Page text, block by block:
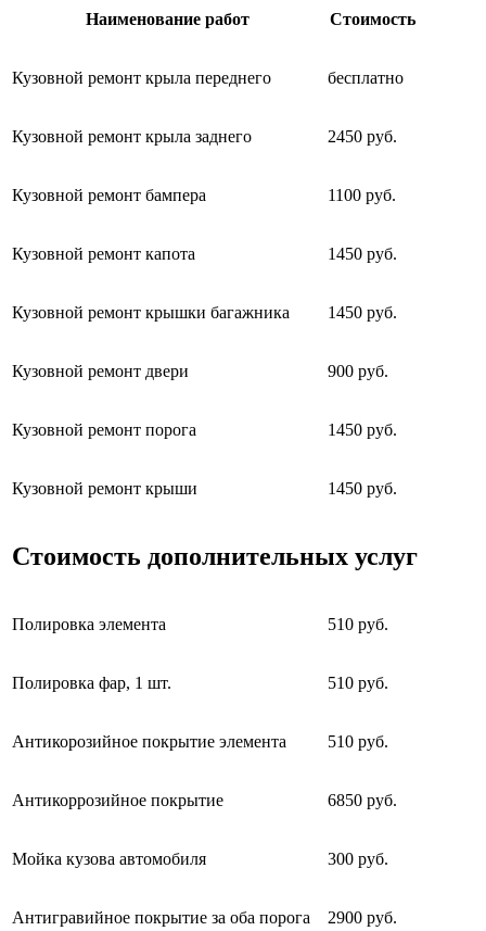
Наименование работ Стоимость
Кузовной ремонт крыла переднего бесплатно
Кузовной ремонт крыла заднего 2450 руб.
Кузовной ремонт бампера 1100 руб.
Кузовной ремонт капота 1450 руб.
Кузовной ремонт крышки багажника 1450 руб.
Кузовной ремонт двери 900 руб.
Кузовной ремонт порога 1450 руб.
Кузовной ремонт крыши 1450 руб.
Стоимость дополнительных услуг
Полировка элемента 510 руб.
Полировка фар, 1 шт. 510 руб.
Антикорозийное покрытие элемента 510 руб.
Антикоррозийное покрытие 6850 руб.
Мойка кузова автомобиля 300 руб.
Антигравийное покрытие за оба порога 2900 руб.